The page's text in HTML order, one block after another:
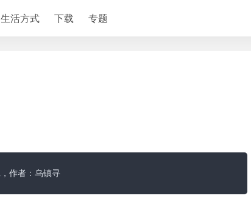
生活方式 下载 专题
作者：乌镇寻